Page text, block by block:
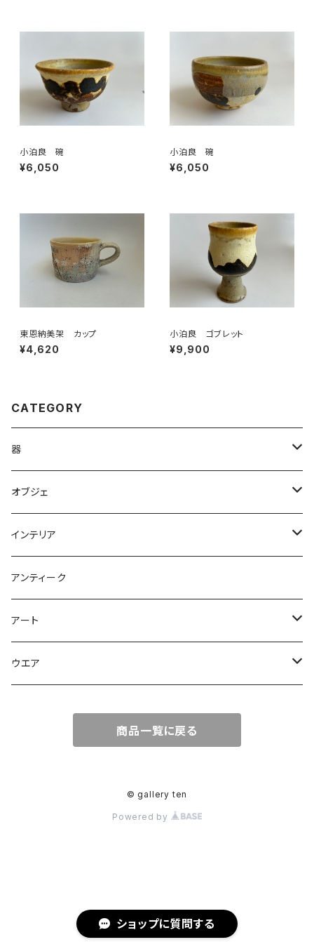
ショップに質問する
小泊良 碗
¥6,050
小泊良 碗
¥6,050
東恩納美架 カップ
¥4,620
小泊良 ゴブレット
¥9,900
CATEGORY
器
やきもの
ガラス
木
鉢
皿
オブジェ
オブジェ
アクセサリー
鉢
皿
インテリア
ライト 照明
花器
アンティーク
アート
彫刻
ウエア
商品一覧に戻る
© gallery ten
Powered by